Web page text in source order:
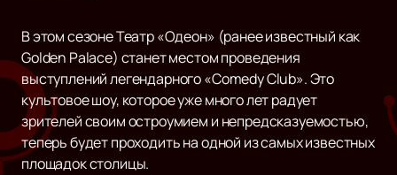
В этом сезоне Театр «Одеон» (ранее известный как
Golden Palace) станет местом проведения
выступлений легендарного «Comedy Club». Это
культовое шоу, которое уже много лет радует
зрителей своим остроумием и непредсказуемостью,
теперь будет проходить на одной из самых известных
площадок столицы.